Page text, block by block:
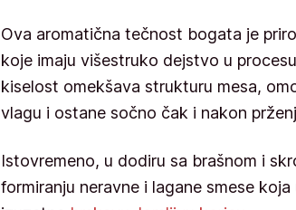
Ova aromatična tečnost bogata je
koje imaju višestruko dejstvo u
kiselost omekšava strukturu mesa,
vlagu i ostane sočno čak i nakon
Istovremeno, u dodiru sa brašnom i
formiranju neravne i lagane smese